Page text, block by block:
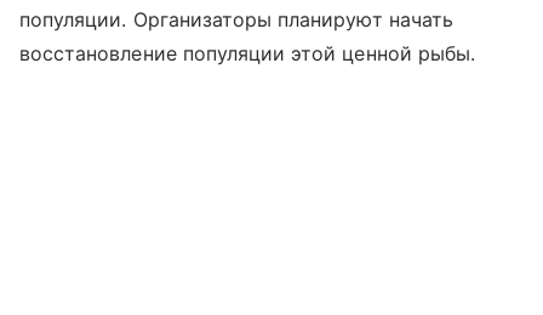
популяции. Организаторы планируют начать
восстановление популяции этой ценной рыбы.